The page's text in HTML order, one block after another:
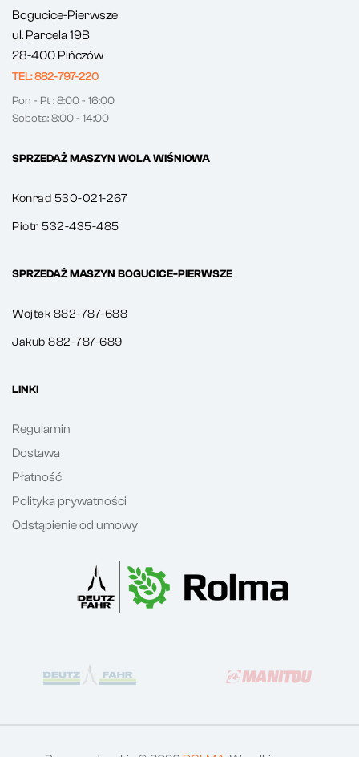
Bogucice-Pierwsze
ul. Parcela 19B
28-400 Pińczów
TEL: 882-797-220
Pon - Pt : 8:00 - 16:00
Sobota: 8:00 - 14:00
SPRZEDAŻ MASZYN WOLA WIŚNIOWA
Konrad 530-021-267
Piotr 532-435-485
SPRZEDAŻ MASZYN BOGUCICE-PIERWSZE
Wojtek 882-787-688
Jakub 882-787-689
LINKI
Regulamin
Dostawa
Płatność
Polityka prywatności
Odstąpienie od umowy